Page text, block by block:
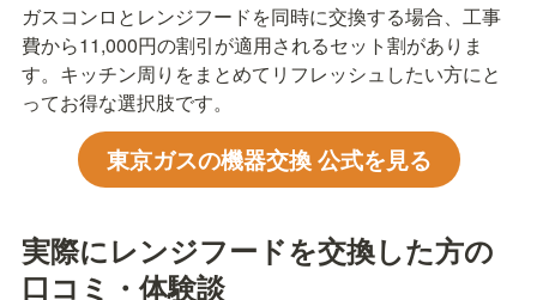
ガスコンロとレンジフードを同時に交換する場合、工事
費から11,000円の割引が適用されるセット割がありま
す。キッチン周りをまとめてリフレッシュしたい方にと
ってお得な選択肢です。
東京ガスの機器交換 公式を見る
実際にレンジフードを交換した方の
口コミ・体験談